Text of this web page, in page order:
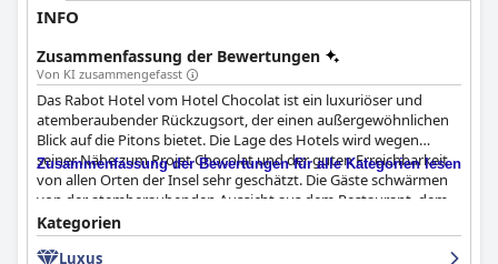
INFO
Zusammenfassung der Bewertungen
Von KI zusammengefasst
Das Rabot Hotel vom Hotel Chocolat ist ein luxuriöser und
atemberaubender Rückzugsort, der einen außergewöhnlichen
Blick auf die Pitons bietet. Die Lage des Hotels wird wegen
seiner Nähe zum Projet Chocolat und der guten Erreichbarkeit
von allen Orten der Insel sehr geschätzt. Die Gäste schwärmen
von der atemberaubenden Aussicht aus dem Restaurant, dem
Pool und dem Blick auf die Natur. Das Frühstück ist ein
Höhepunkt des Aufenthalts mit vielen guten Optionen und
einem täglichen Spezialangebot des Küchenchefs. Das
Zusammenfassung der Bewertungen für alle Kategorien lesen
Kategorien
Luxus